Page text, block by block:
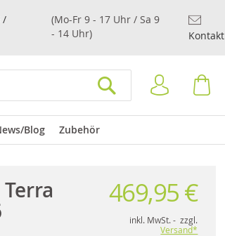
/
(Mo-Fr 9 - 17 Uhr / Sa 9
- 14 Uhr)
Kontakt
Anmelden
Blog Zubehör
469,95 €
inkl. MwSt. - zzgl.
Versand*